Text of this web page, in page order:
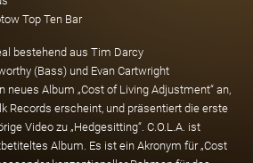
Top Ten Bar
bestehend aus Tim Darcy
(Bass) und Evan Cartwright
neues Album „Cost of Living Adjustment“ an,
Records erscheint, und präsentiert die erste
Video zu „Hedgesitting“. C.O.L.A. ist
Album. Es ist ein Akronym für „Cost